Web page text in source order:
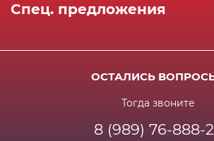
Сервисный центр
Доставка
Возрат и гарантия
Спец. предложения
Часто задаваемые вопросы
ОСТАЛИСЬ
Тогда звоните
8 (989) 76-888-